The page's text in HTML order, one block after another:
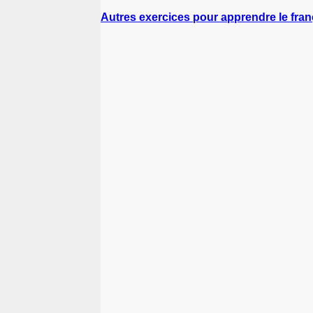
Autres exercices pour apprendre le